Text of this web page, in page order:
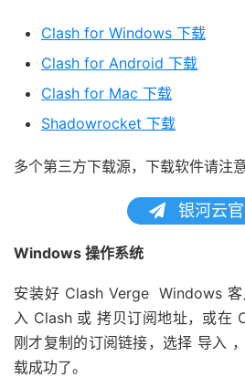
Clash for Windows 下载
Clash for Android 下载
Clash for Mac 下载
Shadowrocket 下载
多个第三方下载源，下载软件请注意
银河云
Windows 操作系统
安装好 Clash Verge Windows
入 Clash 或 拷贝订阅地址，或在
刚才复制的订阅链接，选择 导入
载成功了。